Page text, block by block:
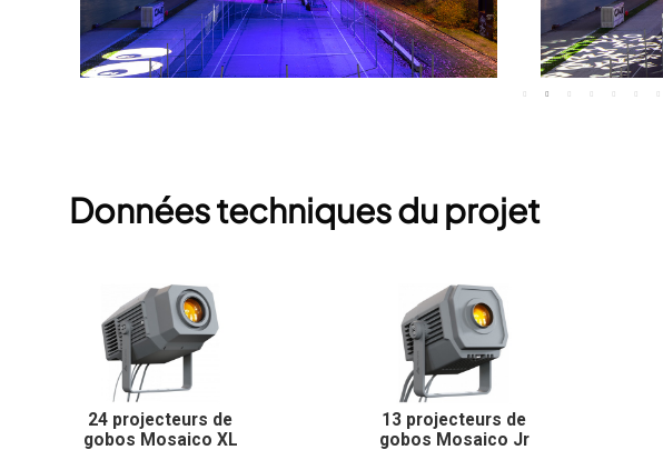
Données techniques du projet
24 projecteurs de
gobos Mosaico XL
13 projecteurs de
gobos Mosaico Jr